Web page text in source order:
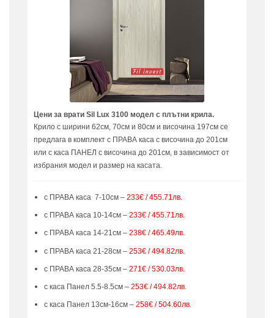
Цени за врати Sil Lux 3100 модел с плътни крила.
Крило с ширини 62см, 70см и 80см и височина 197см се
предлага в комплект с ПРАВА каса с височина до 201см
или с каса ПАНЕЛ с височина до 201см, в зависимост от
избрания модел и размер на касата.
с ПРАВА каса 7-10см –233€ / 455.71лв.
с ПРАВА каса 10-14см –233€ / 455.71лв.
с ПРАВА каса 14-21см –238€ / 465.49лв.
с ПРАВА каса 21-28см –253€ / 494.82лв.
с ПРАВА каса 28-35см –271€ / 530.03лв.
с каса Панел 5.5-8.5см –253€ / 494.82лв.
с каса Панел 13см-16см –258€ / 504.60лв.